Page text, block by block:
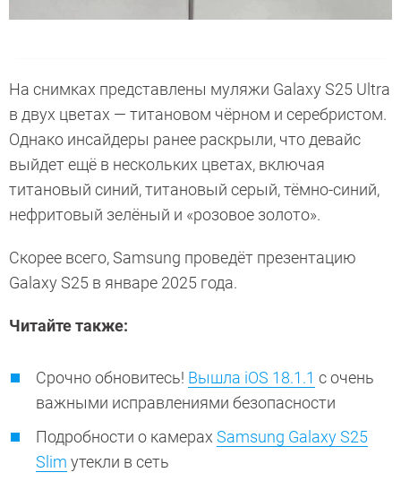
На снимках представлены муляжи Galaxy S25 Ultra
в двух цветах — титановом чёрном и серебристом.
Однако инсайдеры ранее раскрыли, что девайс
выйдет ещё в нескольких цветах, включая
титановый синий, титановый серый, тёмно-синий,
нефритовый зелёный и «розовое золото».
Скорее всего, Samsung проведёт презентацию
Galaxy S25 в январе 2025 года.
Читайте также:
Срочно обновитесь! Вышла iOS 18.1.1 с очень
важными исправлениями безопасности
Подробности о камерах Samsung Galaxy S25
Slim утекли в сеть